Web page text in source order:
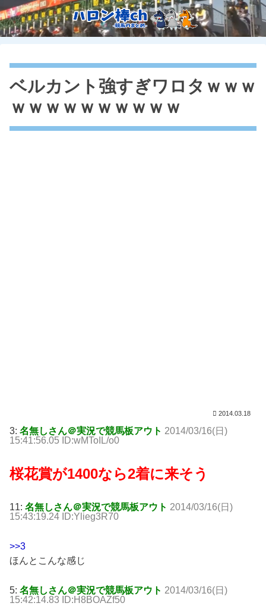
ベルカント強すぎワロタｗｗｗ
ｗｗｗｗｗｗｗｗｗｗ
2014.03.18
3: 名無しさん＠実況で競馬板アウト 2014/03/16(日)
15:41:56.05 ID:wMToIL/o0
桜花賞が1400なら2着に来そう
11: 名無しさん＠実況で競馬板アウト 2014/03/16(日)
15:43:19.24 ID:Ylieg3R70
>>3
ほんとこんな感じ
5: 名無しさん＠実況で競馬板アウト 2014/03/16(日)
15:42:14.83 ID:H8BOAZf50